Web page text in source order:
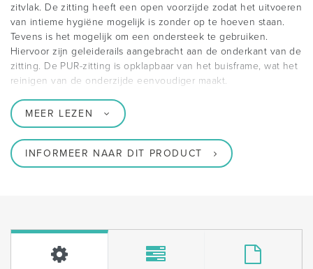
zitvlak. De zitting heeft een open voorzijde zodat het uitvoeren
van intieme hygiëne mogelijk is zonder op te hoeven staan.
Tevens is het mogelijk om een ondersteek te gebruiken.
Hiervoor zijn geleiderails aangebracht aan de onderkant van de
zitting. De PUR-zitting is opklapbaar van het buisframe, wat het
reinigen van de onderzijde eenvoudiger maakt.
MEER LEZEN
INFORMEER NAAR DIT PRODUCT